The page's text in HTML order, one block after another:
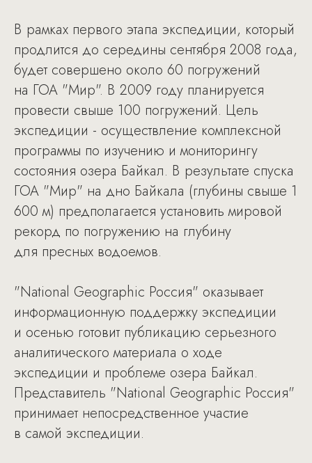
В рамках первого этапа экспедиции, который
продлится до середины сентября 2008 года,
будет совершено около 60 погружений
на ГОА "Мир". В 2009 году планируется
провести свыше 100 погружений. Цель
экспедиции - осуществление комплексной
программы по изучению и мониторингу
состояния озера Байкал. В результате спуска
ГОА "Мир" на дно Байкала (глубины свыше 1
600 м) предполагается установить мировой
рекорд по погружению на глубину
для пресных водоемов.
"National Geographic Россия" оказывает
информационную поддержку экспедиции
и осенью готовит публикацию серьезного
аналитического материала о ходе
экспедиции и проблеме озера Байкал.
Представитель "National Geographic Россия"
принимает непосредственное участие
в самой экспедиции.